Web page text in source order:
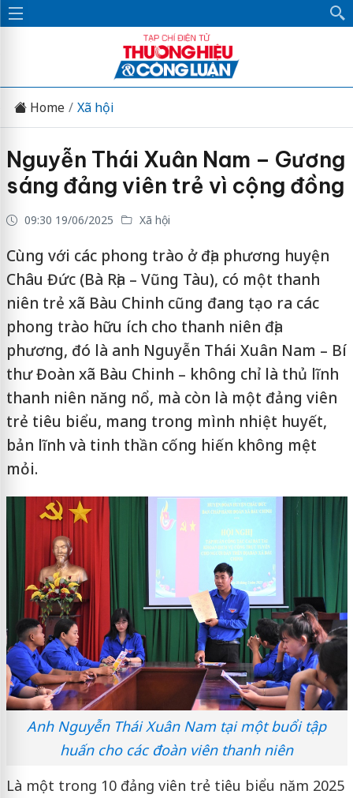
Home Xã hội
Nguyễn Thái Xuân Nam – Gương
sáng đảng viên trẻ vì cộng đồng
09:30 19/06/2025 Xã hội
Cùng với các phong trào ở địa phương huyện
Châu Đức (Bà Rịa – Vũng Tàu), có một thanh
niên trẻ xã Bàu Chinh cũng đang tạo ra các
phong trào hữu ích cho thanh niên địa
phương, đó là anh Nguyễn Thái Xuân Nam – Bí
thư Đoàn xã Bàu Chinh – không chỉ là thủ lĩnh
thanh niên năng nổ, mà còn là một đảng viên
trẻ tiêu biểu, mang trong mình nhiệt huyết,
bản lĩnh và tinh thần cống hiến không mệt
mỏi.
Anh Nguyễn Thái Xuân Nam tại một buổi tập
huấn cho các đoàn viên thanh niên
Là một trong 10 đảng viên trẻ tiêu biểu năm 2025